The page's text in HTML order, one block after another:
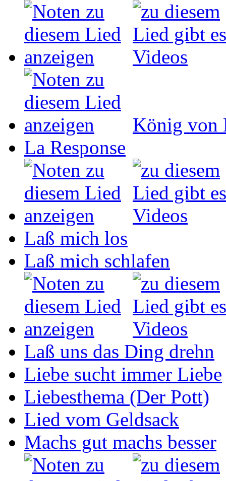
König von
La Response
Laß mich los
Laß mich schlafen
Laß uns das Ding drehn
Liebe sucht immer Liebe
Liebesthema (Der Pott)
Lied vom Geldsack
Machs gut machs besser